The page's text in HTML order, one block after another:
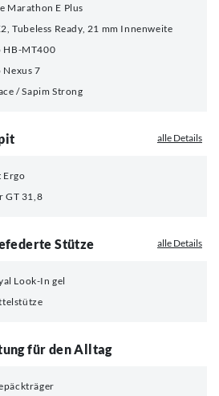
Marathon E Plus
Tubeless Ready, 21 mm Innenweite
HB-MT400
Nexus 7
/ Sapim Strong
alle Details
Ergo
GT 31,8
Stütze alle Details
Look-In gel
für den Alltag